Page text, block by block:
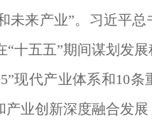
未来产业”。习近平
十五五”期间谋划发展
现代产业体系和10
产业创新深度融合发